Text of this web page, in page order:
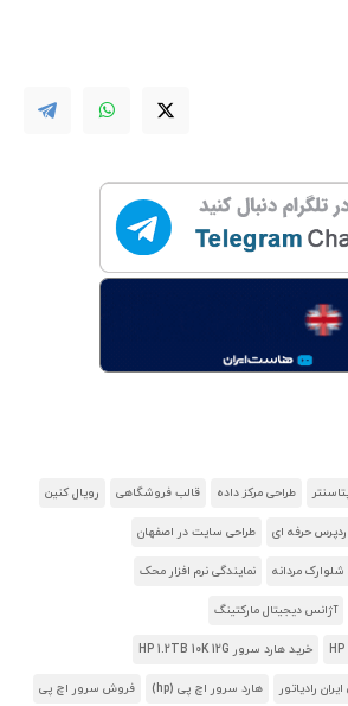
طراحی مرکز داده قالب فروشگاهی رویال کنین
حرفه ای طراحی سایت در اصفهان
مردانه نمایندگی نرم افزار محک
آژانس دیجیتال مارکتینگ
خرید هارد سرور HP 1.2TB 10K 12G
رادیاتور هارد سرور اچ پی (hp) فروش سرور اچ پی